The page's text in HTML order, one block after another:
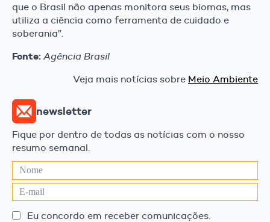
que o Brasil não apenas monitora seus biomas, mas
utiliza a ciência como ferramenta de cuidado e
soberania”.
Fonte: Agência Brasil
Veja mais notícias sobre Meio Ambiente
newsletter
Fique por dentro de todas as notícias com o nosso
resumo semanal.
Eu concordo em receber comunicações.